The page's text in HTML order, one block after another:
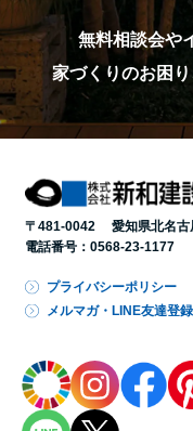
無料相談会や
家づくりのお困
〒481-0042 愛知県北名古
電話番号： 0568-23-1177
プライバシーポリシー
メルマガ・LINE友達登録